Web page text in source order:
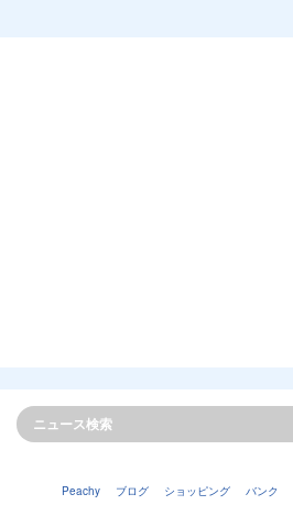
Peachy ブログ ショッピング バンク